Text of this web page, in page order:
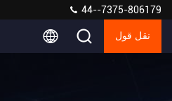
44--7375-806179
نقل قول